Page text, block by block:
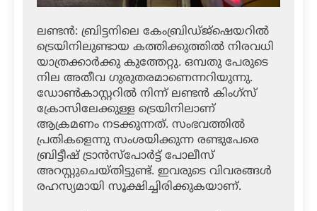
ലണ്ടന്‍: ബ്രിട്ടനിലെ കേംബ്രിഡ്ജ്‌ഷെയറില്‍
ട്രെയിനിലുണ്ടായ കത്തിക്കുത്തില്‍ നിരവധി
യാത്രക്കാര്‍ക്കു കുത്തേറ്റു. ഒമ്പതു പേരുടെ
നില അതീവ ഗുരുതരമാണെന്നറിയുന്നു.
ഡോണ്‍കാസ്റ്ററില്‍ നിന്ന് ലണ്ടന്‍ കിംഗ്‌സ്
ക്രോസിലേക്കുള്ള ട്രെയിനിലാണ്
ആക്രമണം നടക്കുന്നത്. സംഭവത്തില്‍
പ്രതികളെന്നു സംശയിക്കുന്ന രണ്ടുപേരെ
ബ്രിട്ടീഷ് ട്രാന്‍സ്‌പോര്‍ട്ട് പോലീസ്
അറസ്റ്റുചെയ്തിട്ടുണ്ട്. ഇവരുടെ വിവരങ്ങള്‍
രഹസ്യമായി സൂക്ഷിച്ചിരിക്കുകയാണ്.